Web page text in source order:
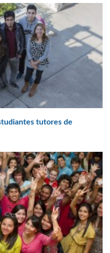
tutores de